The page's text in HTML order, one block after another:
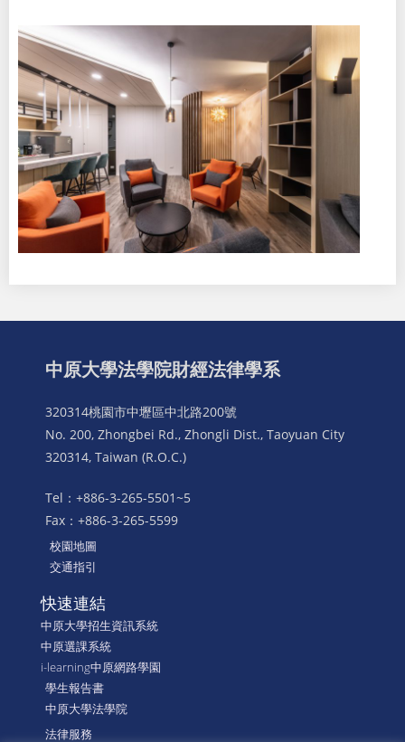
中原大學法學院財經法律學系
320314桃園市中壢區中北路200號
No. 200, Zhongbei Rd., Zhongli Dist., Taoyuan City
320314, Taiwan (R.O.C.)
Tel：+886-3-265-5501~5
Fax：+886-3-265-5599
校園地圖
交通指引
快速連結
中原大學招生資訊系統
中原選課系統
i-learning中原網路學園
學生報告書
中原大學法學院
法律服務